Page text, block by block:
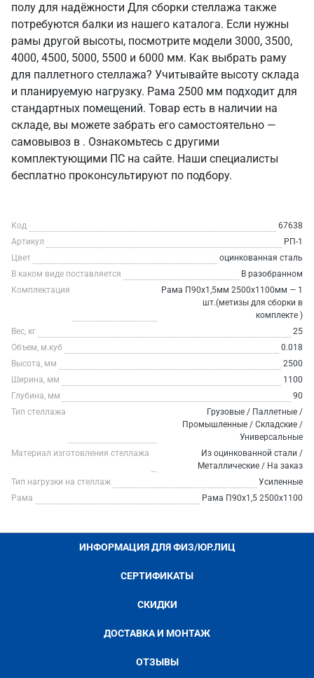
полу для надёжности Для сборки стеллажа также
потребуются балки из нашего каталога. Если нужны
рамы другой высоты, посмотрите модели 3000, 3500,
4000, 4500, 5000, 5500 и 6000 мм. Как выбрать раму
для паллетного стеллажа? Учитывайте высоту склада
и планируемую нагрузку. Рама 2500 мм подходит для
стандартных помещений. Товар есть в наличии на
складе, вы можете забрать его самостоятельно —
самовывоз в . Ознакомьтесь с другими
комплектующими ПС на сайте. Наши специалисты
бесплатно проконсультируют по подбору.
Код
67638
Артикул
РП-1
Цвет
оцинкованная сталь
В каком виде поставляется
В разобранном
Комплектация
Рама П90х1,5мм 2500х1100мм — 1
шт.(метизы для сборки в
комплекте )
Вес, кг
25
Объем, м.куб
0.018
Высота, мм
2500
Ширина, мм
1100
Глубина, мм
90
Тип стеллажа
Грузовые / Паллетные /
Промышленные / Складские /
Универсальные
Материал изготовления стеллажа
Из оцинкованной стали /
Металлические / На заказ
Тип нагрузки на стеллаж
Усиленные
Рама
Рама П90х1,5 2500х1100
ИНФОРМАЦИЯ ДЛЯ ФИЗ/ЮР.ЛИЦ
СЕРТИФИКАТЫ
СКИДКИ
ДОСТАВКА И МОНТАЖ
ОТЗЫВЫ